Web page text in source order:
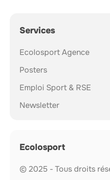
Services
Ecolosport Agence
Posters
Emploi Sport & RSE
Newsletter
Ecolosport
© 2025 - Tous droits